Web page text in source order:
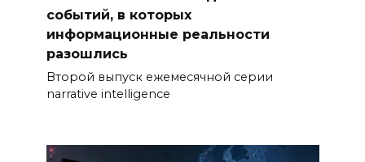
событий, в которых
информационные реальности
разошлись
Второй выпуск ежемесячной серии
narrative intelligence